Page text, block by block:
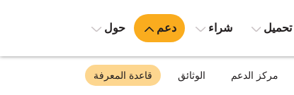
تحميل شراء دعم حول
مركز الدعم الوثائق قاعدة المعرفة